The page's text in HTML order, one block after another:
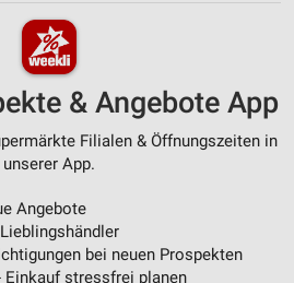
& Angebote App
Filialen & Öffnungszeiten in
unserer App.
Angebote
bei neuen Prospekten
Einkauf stressfrei planen